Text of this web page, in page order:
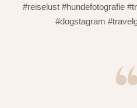
#reiselust #hundefotografie
#dogstagram